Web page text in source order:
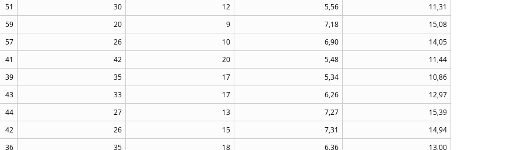
51 30 12 5,56
11,31
59 20 9 7,18
15,08
57 26 10 6,90
14,05
41 42 20 5,48
11,44
39 35 17 5,34
10,86
43 33 17 6,26
12,97
44 27 13 7,27
15,39
42 26 15 7,31
14,94
36 35 18 6,36
13,00